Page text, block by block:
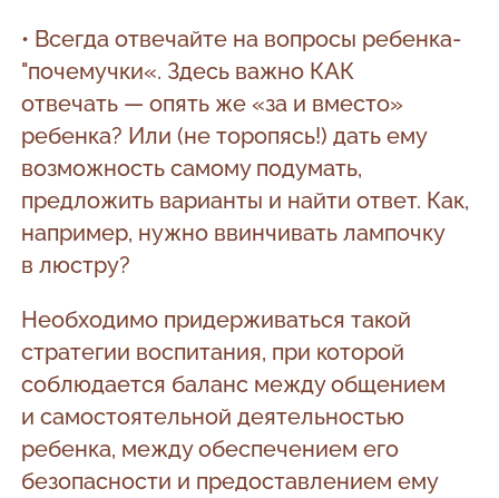
• Всегда отвечайте на вопросы ребенка-
"почемучки«. Здесь важно КАК
отвечать — опять же «за и вместо»
ребенка? Или (не торопясь!) дать ему
возможность самому подумать,
предложить варианты и найти ответ. Как,
например, нужно ввинчивать лампочку
в люстру?
Необходимо придерживаться такой
стратегии воспитания, при которой
соблюдается баланс между общением
и самостоятельной деятельностью
ребенка, между обеспечением его
безопасности и предоставлением ему